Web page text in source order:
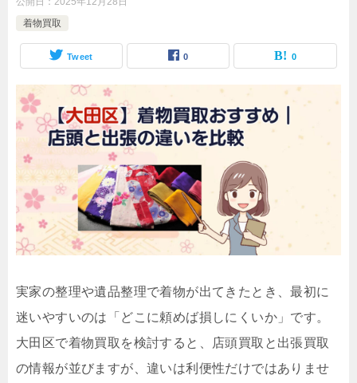
着物買取
Tweet 0 0
実家の整理や遺品整理で着物が出てきたとき、最初に
迷いやすいのは「どこに頼めば損しにくいか」です。
大田区で着物買取を検討すると、店頭買取と出張買取
の情報が並びますが、違いは利便性だけではありませ